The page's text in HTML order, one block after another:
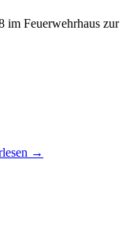
im Feuerwehrhaus zur
→